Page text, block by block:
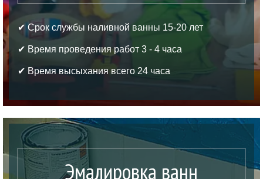
✔ Срок службы наливной ванны 15-20 лет
✔ Время проведения работ 3 - 4 часа
✔ Время высыхания всего 24 часа
Эмалировка ванн